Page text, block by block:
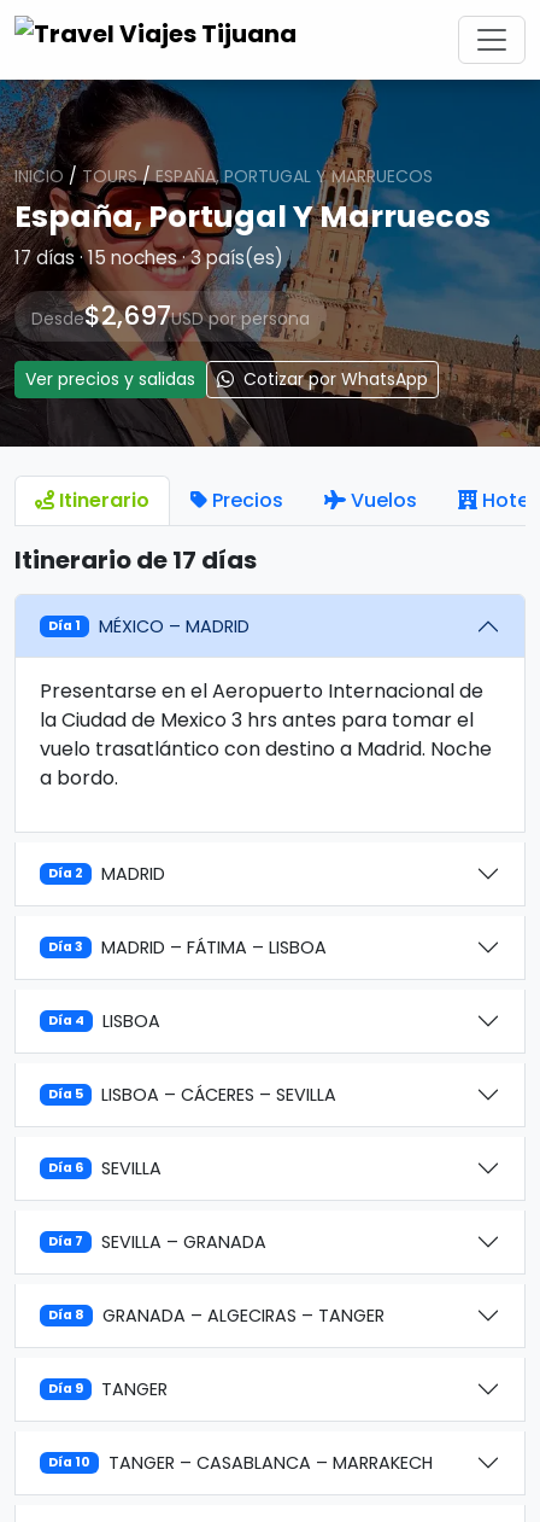
INICIO / TOURS/ESPAÑA, PORTUGAL Y MARRUECOS
España, Portugal Y Marruecos
17 días · 15 noches · 3 país(es)
Desde$2,697USD por persona
Ver precios y salidas Cotizar por WhatsApp
Itinerario Precios Vuelos
Itinerario de 17 días
Día 1 MÉXICO – MADRID
Presentarse en el Aeropuerto Internacional de
la Ciudad de Mexico 3 hrs antes para tomar el
vuelo trasatlántico con destino a Madrid. Noche
a bordo.
Día 2 MADRID
Día 3 MADRID – FÁTIMA – LISBOA
Día 4 LISBOA
Día 5 LISBOA – CÁCERES – SEVILLA
Día 6 SEVILLA
Día 7 SEVILLA – GRANADA
Día 8 GRANADA – ALGECIRAS – TANGER
Día 9 TANGER
Día 10 TANGER – CASABLANCA – MARRAKECH